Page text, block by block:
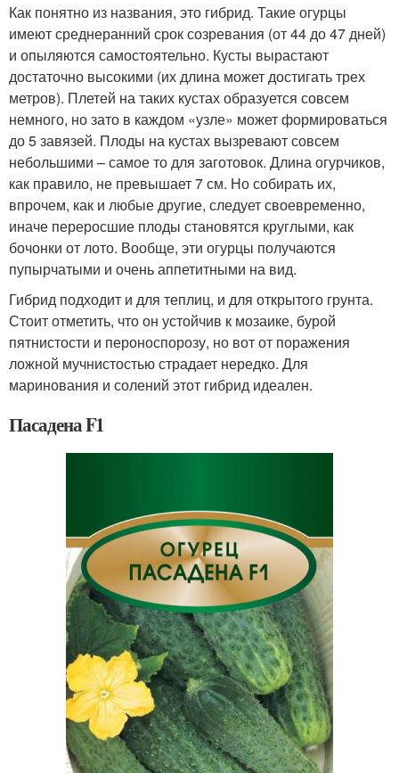
Как понятно из названия, это гибрид. Такие огурцы
имеют среднеранний срок созревания (от 44 до 47 дней)
и опыляются самостоятельно. Кусты вырастают
достаточно высокими (их длина может достигать трех
метров). Плетей на таких кустах образуется совсем
немного, но зато в каждом «узле» может формироваться
до 5 завязей. Плоды на кустах вызревают совсем
небольшими – самое то для заготовок. Длина огурчиков,
как правило, не превышает 7 см. Но собирать их,
впрочем, как и любые другие, следует своевременно,
иначе переросшие плоды становятся круглыми, как
бочонки от лото. Вообще, эти огурцы получаются
пупырчатыми и очень аппетитными на вид.
Гибрид подходит и для теплиц, и для открытого грунта.
Стоит отметить, что он устойчив к мозаике, бурой
пятнистости и пероноспорозу, но вот от поражения
ложной мучнистостью страдает нередко. Для
маринования и солений этот гибрид идеален.
Пасадена F1